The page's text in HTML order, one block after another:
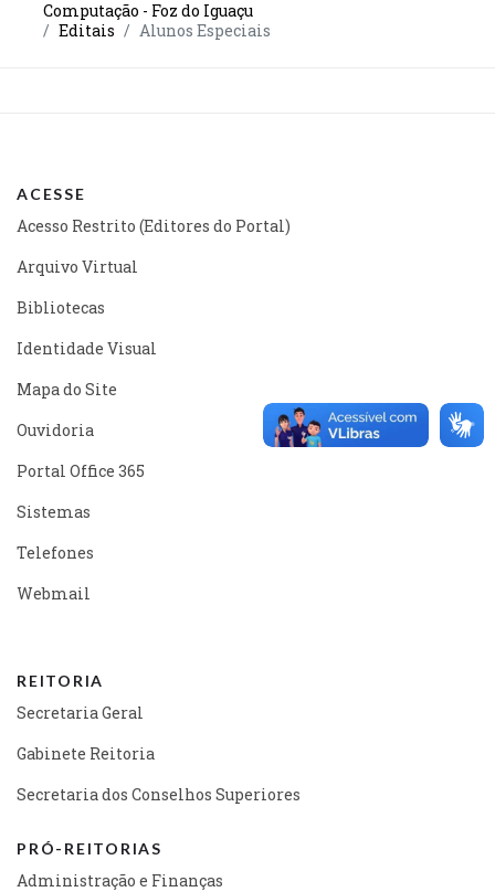
Computação - Foz do Iguaçu
Editais
Alunos Especiais
ACESSE
Acesso Restrito (Editores do Portal)
Arquivo Virtual
Bibliotecas
Identidade Visual
Mapa do Site
Ouvidoria
Portal Office 365
Sistemas
Telefones
Webmail
REITORIA
Secretaria Geral
Gabinete Reitoria
Secretaria dos Conselhos Superiores
PRÓ-REITORIAS
Administração e Finanças